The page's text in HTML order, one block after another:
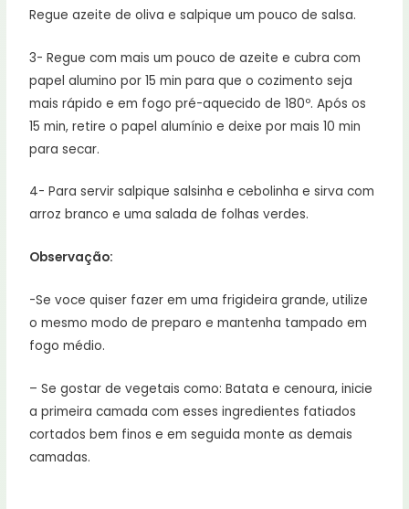
Regue azeite de oliva e salpique um pouco de salsa.
3- Regue com mais um pouco de azeite e cubra com
papel alumino por 15 min para que o cozimento seja
mais rápido e em fogo pré-aquecido de 180º. Após os
15 min, retire o papel alumínio e deixe por mais 10 min
para secar.
4- Para servir salpique salsinha e cebolinha e sirva com
arroz branco e uma salada de folhas verdes.
Observação:
-Se voce quiser fazer em uma frigideira grande, utilize
o mesmo modo de preparo e mantenha tampado em
fogo médio.
– Se gostar de vegetais como: Batata e cenoura, inicie
a primeira camada com esses ingredientes fatiados
cortados bem finos e em seguida monte as demais
camadas.